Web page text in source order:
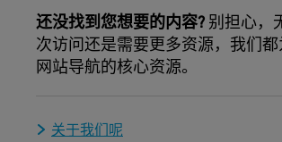
还没找到您想要的内容? 别担心，
次访问还是需要更多资源，我们
网站导航的核心资源。
关于我们呢